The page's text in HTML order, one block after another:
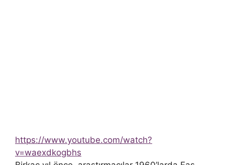
https://www.youtube.com/watch?
v=waexdkogbhs